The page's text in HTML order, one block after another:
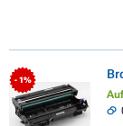
- 1%